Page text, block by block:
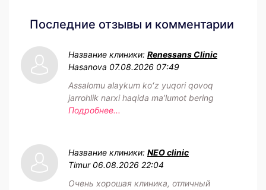
Последние отзывы и комментарии
Название клиники: Renessans Clinic
Hasanova 07.08.2026 07:49
Assalomu alaykum koʻz yuqori qovoq
jarrohlik narxi haqida maʼlumot bering
Подробнее...
Название клиники: NEO clinic
Timur 06.08.2026 22:04
Очень хорошая клиника, отличный